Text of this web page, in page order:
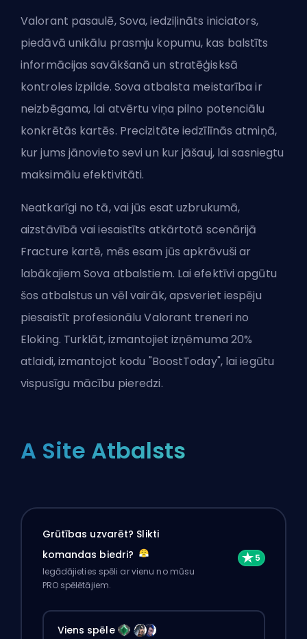
Valorant pasaulē, Sova, iedziļināts iniciators,
piedāvā unikālu prasmju kopumu, kas balstīts
informācijas savākšanā un stratēģisksā
kontroles izpilde. Sova atbalsta meistarība ir
neizbēgama, lai atvērtu viņa pilno potenciālu
konkrētās kartēs. Precizitāte iedzīlīnās atmiņā,
kur jums jānovieto sevi un kur jāšauj, lai sasniegtu
maksimālu efektivitāti.
Neatkarīgi no tā, vai jūs esat uzbrukumā,
aizstāvībā vai iesaistīts atkārtotā scenārijā
Fracture kartē, mēs esam jūs apkrāvuši ar
labākajiem Sova atbalstiem. Lai efektīvi apgūtu
šos atbalstus un vēl vairāk, apsveriet iespēju
piesaistīt profesionālu Valorant treneri no
Eloking. Turklāt, izmantojiet izņēmuma 20%
atlaidi, izmantojot kodu "BoostToday", lai iegūtu
vispusīgu mācību pieredzi.
A Site Atbalsts
Grūtības uzvarēt? Slikti
komandas biedri?
Iegādājieties spēli ar vienu no mūsu
PRO spēlētājiem.
Viens spēle